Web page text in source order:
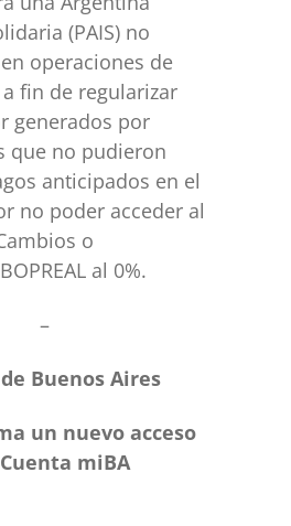
(PAIS) no
operaciones de
fin de regularizar
generados por
que no pudieron
anticipados en el
no poder acceder al
o
al 0%.
–
Buenos Aires
un nuevo acceso
miBA